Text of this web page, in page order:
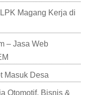
Magang Kerja di
– Jasa Web
Masuk Desa
Otomotif, Bisnis &